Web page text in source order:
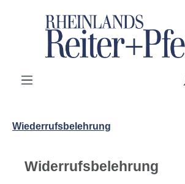
Zum Hauptinhalt springen
Wiederrufsbelehrung
Widerrufsbelehrung